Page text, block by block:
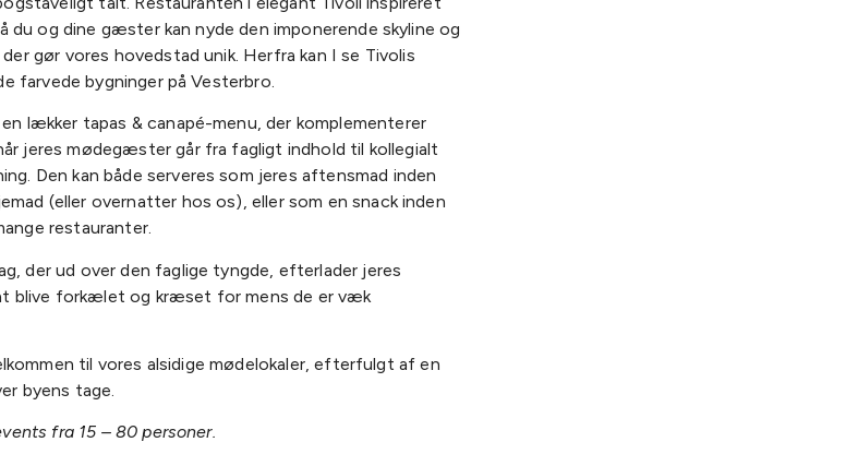
du og dine gæster kan nyde den imponerende skyline og
gør vores hovedstad unik. Herfra kan I se Tivolis
farvede bygninger på Vesterbro.
lækker tapas & canapé-menu, der komplementerer
jeres mødegæster går fra fagligt indhold til kollegialt
Den kan både serveres som jeres aftensmad inden
(eller overnatter hos os), eller som en snack inden
restauranter.
der ud over den faglige tyngde, efterlader jeres
blive forkælet og kræset for mens de er væk
til vores alsidige mødelokaler, efterfulgt af en
byens tage.
fra 15 – 80 personer.